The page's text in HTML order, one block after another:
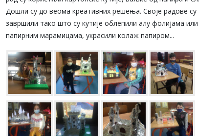
Дошли су до веома креативних решења. Своје радове су
завршили тако што су кутије облепили алу фолијама или
папирним марамицама, украсили колаж папиром...